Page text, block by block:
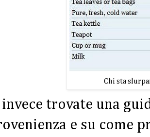
Chi sta
invece trovate una
e su come